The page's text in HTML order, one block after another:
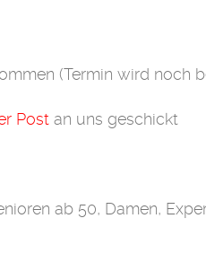
(Termin wird noch
Post an uns geschickt
ab 50, Damen,